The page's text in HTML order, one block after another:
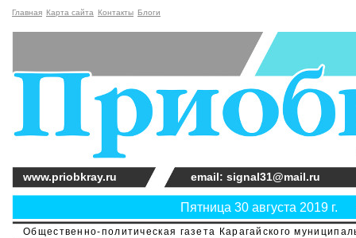
Главная Карта сайта Контакты Блоги
Общественно-политическая газета Карагайского
Пятница 30 августа 2019 г.
www.priobkray.ru email: signal31@mail.ru